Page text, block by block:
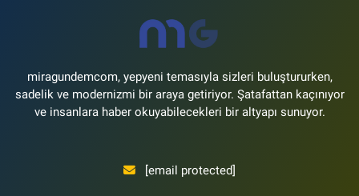
Ataköy 3-4-11. Kısım Mahallesi Dr. Remzi Kazancıgil Caddesi Ataköy
4.Kısım Çarşısı No:12 Ataköy 4.Kısım Çarşısı
miragundemcom, yepyeni temasıyla sizleri buluştururken,
sadelik ve modernizmi bir araya getiriyor. Şatafattan kaçınıyor
ve insanlara haber okuyabilecekleri bir altyapı sunuyor.
[email protected]